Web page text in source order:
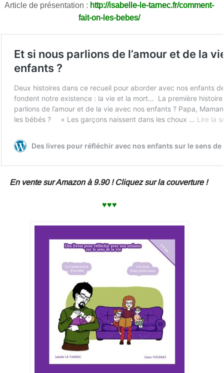
Article de présentation : http://isabelle-le-tarnec.fr/comment-
fait-on-les-bebes/
En vente sur Amazon à 9.90 ! Cliquez sur la couverture !
♥♥♥